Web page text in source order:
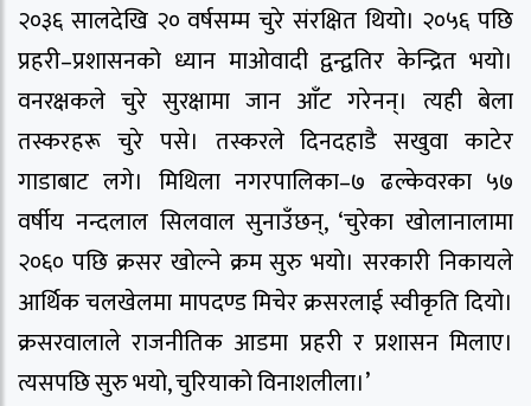
२०३६ सालदेखि २० वर्षसम्म चुरे संरक्षित थियो। २०५६ पछि
प्रहरी–प्रशासनको ध्यान माओवादी द्वन्द्वतिर केन्द्रित भयो।
वनरक्षकले चुरे सुरक्षामा जान आँट गरेनन्। त्यही बेला
तस्करहरू चुरे पसे। तस्करले दिनदहाडै सखुवा काटेर
गाडाबाट लगे। मिथिला नगरपालिका–७ ढल्केवरका ५७
वर्षीय नन्दलाल सिलवाल सुनाउँछन्, ‘चुरेका खोलानालामा
२०६० पछि क्रसर खोल्ने क्रम सुरु भयो। सरकारी निकायले
आर्थिक चलखेलमा मापदण्ड मिचेर क्रसरलाई स्वीकृति दियो।
क्रसरवालाले राजनीतिक आडमा प्रहरी र प्रशासन मिलाए।
त्यसपछि सुरु भयो, चुरियाको विनाशलीला।’